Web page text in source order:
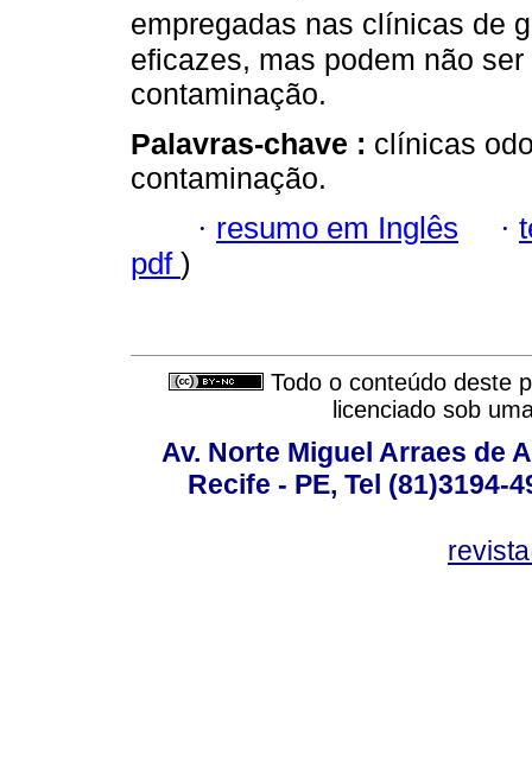
empregadas nas clínicas de
eficazes, mas podem não
contaminação.
Palavras-chave : clínicas
contaminação.
· resumo em Inglês ·
pdf )
Todo o conteúdo deste
licenciado sob
Av. Norte Miguel Arraes de
Recife - PE, Tel (81)3194-